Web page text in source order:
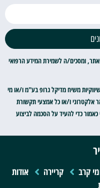
ומסכים/ה לשמירת המידע הרפואי
משיח מדיקל גרופ בע"מ ו/או מי
אלקטרוני ו/או כל אמצעי תקשורת
כדי להעיד על הסכמה לביצוע
קרב קריירה
אודות